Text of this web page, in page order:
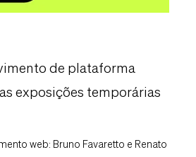
de plataforma
exposições temporárias
web: Bruno Favaretto e Renato